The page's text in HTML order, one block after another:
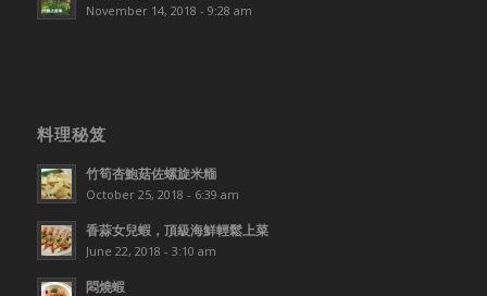
November 14, 2018 - 9:28 am
料理秘笈
竹筍杏鮑菇佐螺旋米糆
October 25, 2018 - 6:39 am
香蒜女兒蝦，頂級海鮮輕鬆上菜
June 22, 2018 - 3:10 am
悶燒蝦